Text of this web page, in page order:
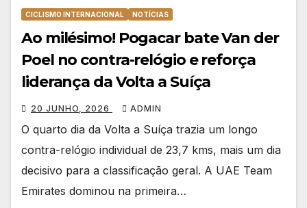
CICLISMO INTERNACIONAL NOTÍCIAS
Ao milésimo! Pogacar bate Van der
Poel no contra-relógio e reforça
liderança da Volta a Suíça
20 JUNHO, 2026 ADMIN
O quarto dia da Volta a Suíça trazia um longo
contra-relógio individual de 23,7 kms, mais um dia
decisivo para a classificação geral. A UAE Team
Emirates dominou na primeira…